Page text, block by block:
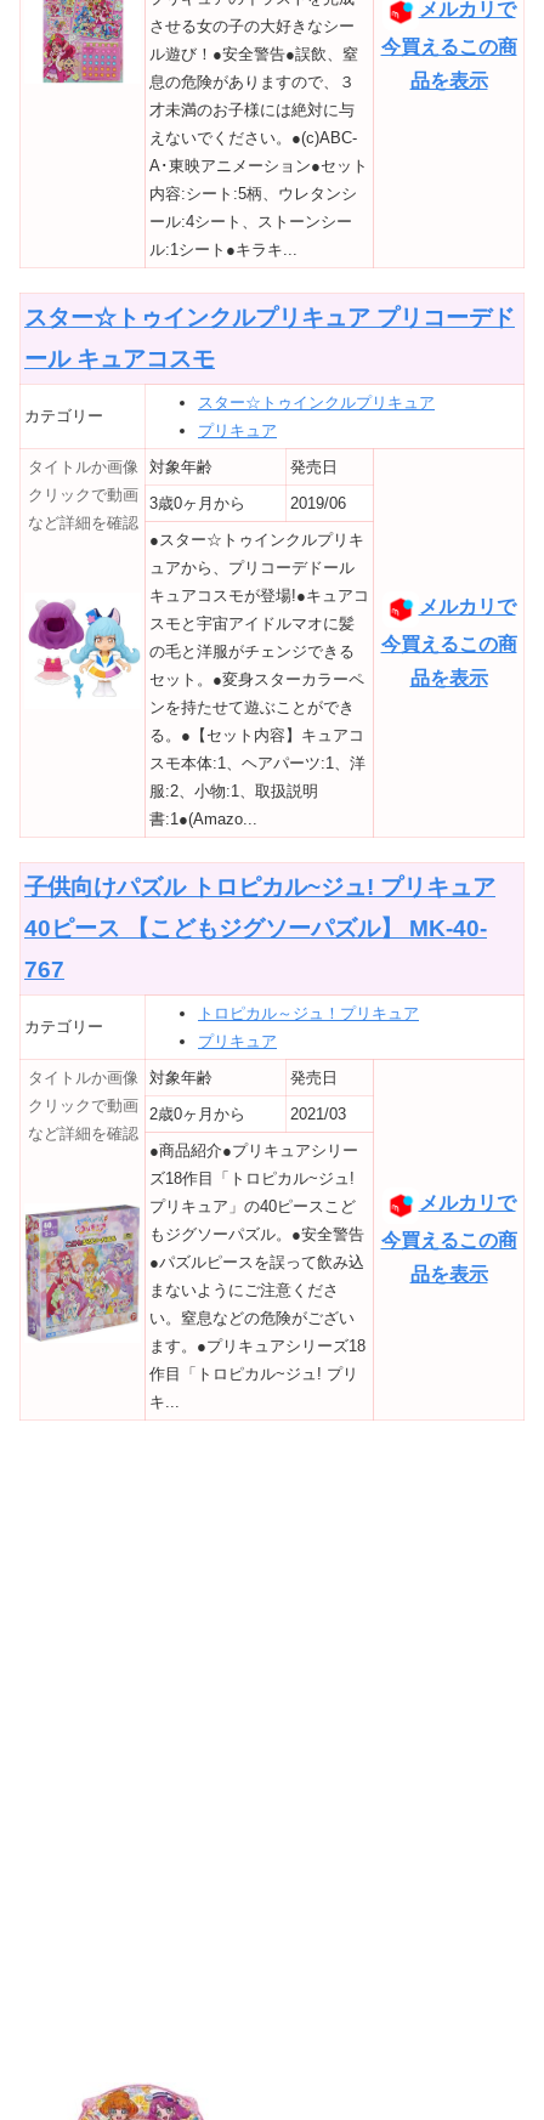
メルカリで
今買えるこの商
品を表示
させる女の子の大好きなシー
ル遊び！●安全警告●誤飲、窒
息の危険がありますので、３
才未満のお子様には絶対に与
えないでください。●(c)ABC-
A･東映アニメーション●セット
内容:シート:5柄、ウレタンシ
ール:4シート、ストーンシー
ル:1シート●キラキ...
スター☆トゥインクルプリキュア プリコーデド
ール キュアコスモ
カテゴリー
スター☆トゥインクルプリキュア
プリキュア
タイトルか画像
クリックで動画
など詳細を確認
対象年齢 発売日
メルカリで
今買えるこの商
品を表示
3歳0ヶ月から
2019/06
●スター☆トゥインクルプリキ
ュアから、プリコーデドール
キュアコスモが登場!●キュアコ
スモと宇宙アイドルマオに髪
の毛と洋服がチェンジできる
セット。●変身スターカラーペ
ンを持たせて遊ぶことができ
る。●【セット内容】キュアコ
スモ本体:1、ヘアパーツ:1、洋
服:2、小物:1、取扱説明
書:1●(Amazo...
子供向けパズル トロピカル~ジュ! プリキュア
40ピース 【こどもジグソーパズル】 MK-40-
767
カテゴリー
トロピカル～ジュ！プリキュア
プリキュア
タイトルか画像
クリックで動画
など詳細を確認
対象年齢 発売日
メルカリで
今買えるこの商
品を表示
2歳0ヶ月から
2021/03
●商品紹介●プリキュアシリー
ズ18作目「トロピカル~ジュ!
プリキュア」の40ピースこど
もジグソーパズル。●安全警告
●パズルピースを誤って飲み込
まないようにご注意くださ
い。窒息などの危険がござい
ます。●プリキュアシリーズ18
作目「トロピカル~ジュ! プリ
キ...